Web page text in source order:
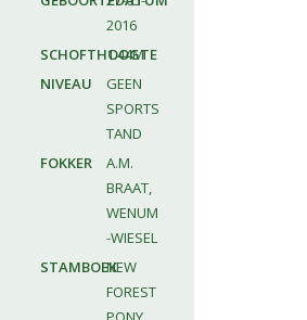
2016
SCHOFTHOOGTE
1.44M
NIVEAU
GEEN
SPORTS
TAND
FOKKER
A.M.
BRAAT,
WENUM
-WIESEL
STAMBOEKNEW
FOREST